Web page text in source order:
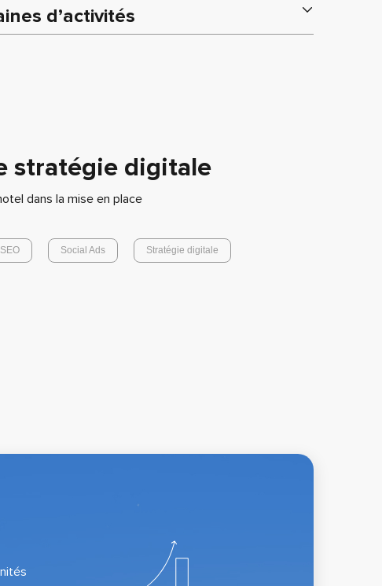
d’activités
stratégie digitale
dans la mise en place
SEO Social Ads Stratégie digitale